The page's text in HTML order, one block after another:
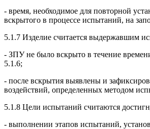
- время, необходимое для повторной
вскрытого в процессе испытаний, на
5.1.7 Изделие считается выдержавшим
- ЗПУ не было вскрыто в течение
5.1.6;
- после вскрытия выявлены и
воздействий, определенных методом
5.1.8 Цели испытаний считаются
- выполнении этапов испытаний,